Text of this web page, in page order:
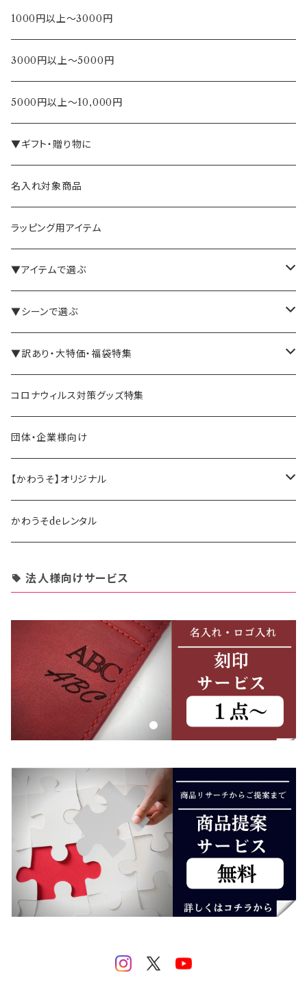
1000円以上～3000円
3000円以上～5000円
5000円以上～10,000円
▼ギフト・贈り物に
名入れ対象商品
ラッピング用アイテム
▼アイテムで選ぶ
バインダー・メモパッド
手帳・ノート
ペン立て・収納ケース・トレイ
バッグ・かばん
▼シーンで選ぶ
テレワーク・在宅ワーク向け
司会・セミナー講師向け
営業マン向け
事務職の方向け
▼訳あり・大特価・福袋特集
アウトレット商品
福袋・まとめ買い
コロナウィルス対策グッズ特集
団体・企業様向け
【かわうそ】オリジナル
デザイナー
かわうそdeレンタル
法人様向けサービス